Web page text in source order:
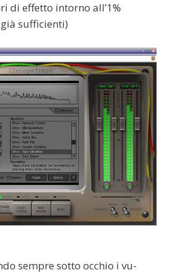
di effetto intorno all’1%
sufficienti)
sempre sotto occhio i vu-